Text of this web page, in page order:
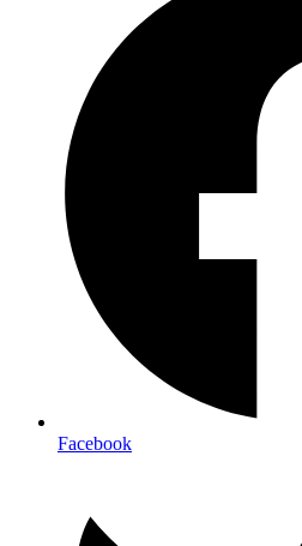
Facebook